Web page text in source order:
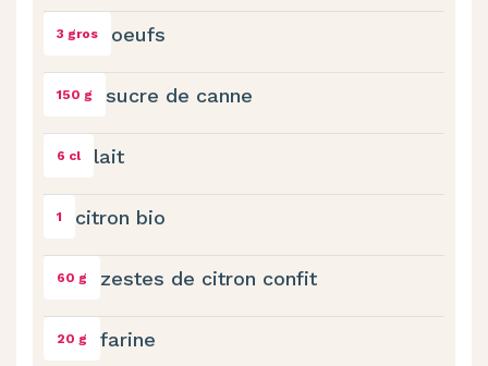
3 gros oeufs
150 g sucre de canne
6 cl lait
1 citron bio
60 g zestes de citron confit
20 g farine